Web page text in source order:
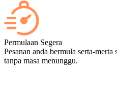
Ya — setiap perlawanan akan
sebaik sahaja ia tamat, dan jika
tersebut, tambahkan Penstriman
Permulaan Segera
Pesanan anda bermula serta-merta
tanpa masa menunggu.